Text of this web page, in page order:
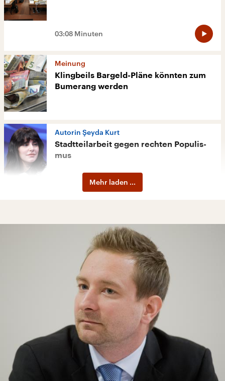
03:08 Minuten
Meinung
Klingbeils Bargeld-Pläne könnten zum
Bumerang werden
Autorin Şeyda Kurt
Stadtteil­ar­beit gegen rech­ten Po­pu­lis­
mus
24:34 Minuten
Kommentar zum Privatschulen-Boom
Wenn Bildungs­ge­rech­tig­keit zur Farce
04:42 Minuten
Klimakrise
Hitze, Dürre, Waldbrände – kein Thema
für Kanzler Merz
08:50 Minuten
Mehr laden ...